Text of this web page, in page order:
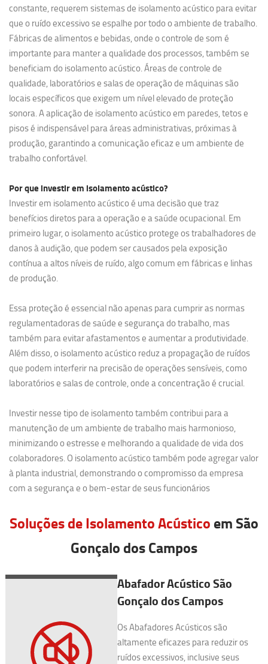
constante, requerem sistemas de isolamento acústico para evitar
que o ruído excessivo se espalhe por todo o ambiente de trabalho.
Fábricas de alimentos e bebidas, onde o controle de som é
importante para manter a qualidade dos processos, também se
beneficiam do isolamento acústico. Áreas de controle de
qualidade, laboratórios e salas de operação de máquinas são
locais específicos que exigem um nível elevado de proteção
sonora. A aplicação de isolamento acústico em paredes, tetos e
pisos é indispensável para áreas administrativas, próximas à
produção, garantindo a comunicação eficaz e um ambiente de
trabalho confortável.
Por que investir em isolamento acústico?
Investir em isolamento acústico é uma decisão que traz
benefícios diretos para a operação e a saúde ocupacional. Em
primeiro lugar, o isolamento acústico protege os trabalhadores de
danos à audição, que podem ser causados pela exposição
contínua a altos níveis de ruído, algo comum em fábricas e linhas
de produção.
Essa proteção é essencial não apenas para cumprir as normas
regulamentadoras de saúde e segurança do trabalho, mas
também para evitar afastamentos e aumentar a produtividade.
Além disso, o isolamento acústico reduz a propagação de ruídos
que podem interferir na precisão de operações sensíveis, como
laboratórios e salas de controle, onde a concentração é crucial.
Investir nesse tipo de isolamento também contribui para a
manutenção de um ambiente de trabalho mais harmonioso,
minimizando o estresse e melhorando a qualidade de vida dos
colaboradores. O isolamento acústico também pode agregar valor
à planta industrial, demonstrando o compromisso da empresa
com a segurança e o bem-estar de seus funcionários
Soluções de Isolamento Acústico em São
Gonçalo dos Campos
Abafador Acústico São
Gonçalo dos Campos
Os Abafadores Acústicos são
altamente eficazes para reduzir os
ruídos excessivos, inclusive seus